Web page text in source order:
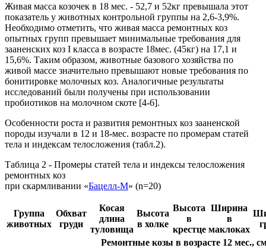
Живая масса козочек в 18 мес. - 52,7 и 52кг превышала этот
показатель у животных контрольной группы на 2,6-3,9%.
Необходимо отметить, что живая масса ремонтных коз
опытных групп превышает минимальные требования для
зааненских коз I класса в возрасте 18мес. (45кг) на 17,1 и
15,6%. Таким образом, животные базового хозяйства по
живой массе значительно превышают новые требования по
бонитировке молочных коз. Аналогичные результаты
исследований были получены при использовании
пробиотиков на молочном скоте [4-6].
Особенности роста и развития ремонтных коз зааненской
породы изучали в 12 и 18-мес. возрасте по промерам статей
тела и индексам телосложения (табл.2).
Таблица 2 - Промеры статей тела и индексы телосложения
ремонтных коз
при скармливании «Бацелл-М» (n=20)
Группа
животных
Обхват
груди
Косая
длина
туловища
Высота
в холке
Высота
в
крестце
Ширина
в
маклоках
Ремонтные козы в возрасте 12 мес.,